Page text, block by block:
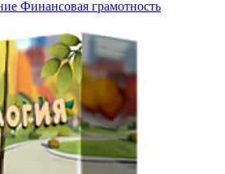
Финансовая грамотность